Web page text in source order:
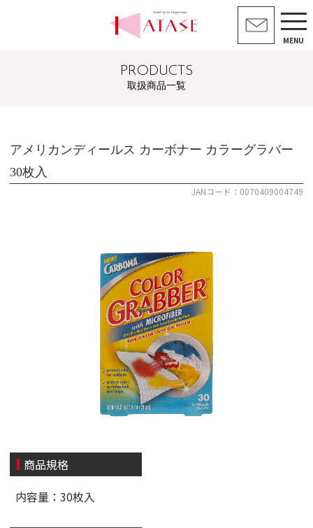
MENU
PRODUCTS
取扱商品一覧
アメリカンディールス カーボナー カラーグラバー
30枚入
JANコード：0070409004749
商品規格
内容量：30枚入